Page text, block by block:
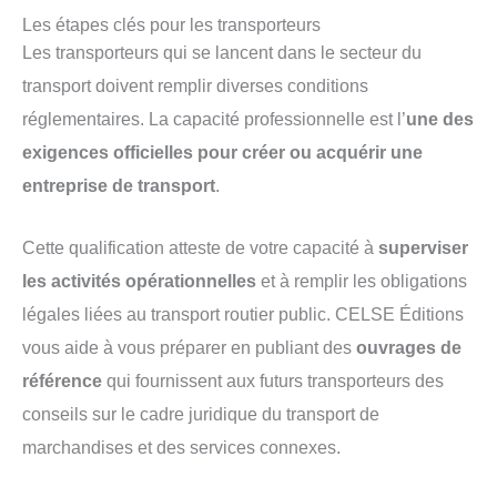
Les étapes clés pour les transporteurs
Les transporteurs qui se lancent dans le secteur du
transport doivent remplir diverses conditions
réglementaires. La capacité professionnelle est l’une des
exigences officielles pour créer ou acquérir une
entreprise de transport.
Cette qualification atteste de votre capacité à superviser
les activités opérationnelles et à remplir les obligations
légales liées au transport routier public. CELSE Éditions
vous aide à vous préparer en publiant des ouvrages de
référence qui fournissent aux futurs transporteurs des
conseils sur le cadre juridique du transport de
marchandises et des services connexes.